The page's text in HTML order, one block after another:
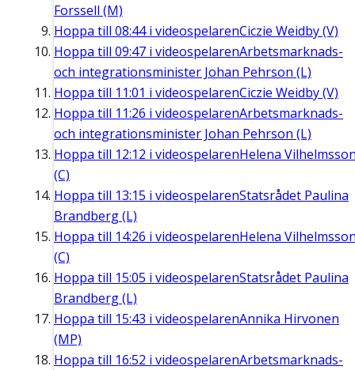
Forssell (M)
Hoppa till 08:44i videospelarenCiczie Weidby (V)
Hoppa till 09:47 i videospelarenArbetsmarknads-
och integrationsminister Johan Pehrson (L)
Hoppa till 11:01 i videospelarenCiczie Weidby (V)
Hoppa till 11:26 i videospelarenArbetsmarknads-
och integrationsminister Johan Pehrson (L)
Hoppa till 12:12 i videospelarenHelena
(C)
Hoppa till 13:15 i videospelarenStatsrådet Paulina
Brandberg (L)
Hoppa till 14:26 i videospelarenHelena
(C)
Hoppa till 15:05 i videospelarenStatsrådet Paulina
Brandberg (L)
Hoppa till 15:43 i videospelarenAnnika Hirvonen
(MP)
Hoppa till 16:52 i videospelarenArbetsmarknads-